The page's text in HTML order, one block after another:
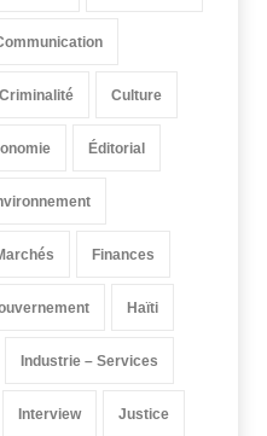
Criminalité Culture
Éditorial
Finances
Haïti
Industrie – Services
Interview Justice